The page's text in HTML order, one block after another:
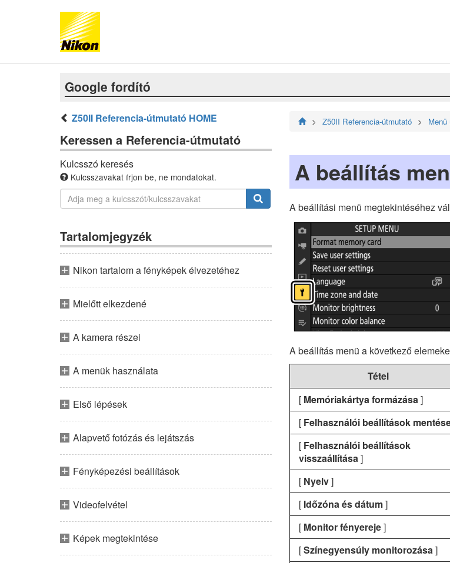
Google fordító
Z50II Referencia-útmutató HOME
Keressen a Referencia-útmutató
Kulcsszó keresés
Kulcsszavakat írjon be, ne mondatokat.
Tartalomjegyzék
Nikon tartalom a fényképek élvezetéhez
Mielőtt elkezdené
A kamera részei
A menük használata
Első lépések
Alapvető fotózás és lejátszás
Fényképezési beállítások
Videofelvétel
Képek megtekintése
Z50II Referencia-útmutató Menü
A beállítás
A beállítási menü megtekintéséhez
A beállítás menü a következő
Tétel
[ Memóriakártya formázása]
[ Felhasználói beállítások
[ Felhasználói beállítások
visszaállítása]
[ Nyelv]
[ Időzóna és dátum]
[ Monitor fényereje]
[Színegyensúly monitorozása]